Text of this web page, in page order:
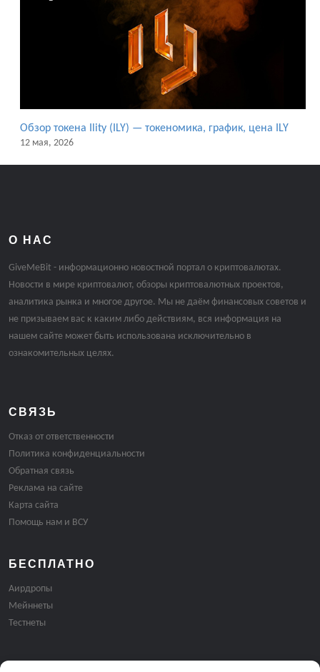
Обзор токена Ility (ILY) — токеномика, график, цена ILY
12 мая, 2026
О НАС
GiveMeBit - информационно новостной портал о криптовалютах.
Новости в мире криптовалют, обзоры криптовалютных проектов,
аналитика рынка и многое другое. Мы не даём финансовых советов и
не призываем вас к каким либо действиям, вся информация на
нашем сайте может быть использована исключительно в
ознакомительных целях.
СВЯЗЬ
Отказ от ответственности
Политика конфиденциальности
Обратная связь
Реклама на сайте
Карта сайта
Помощь нам и ВСУ
БЕСПЛАТНО
Аирдропы
Мейннеты
Тестнеты